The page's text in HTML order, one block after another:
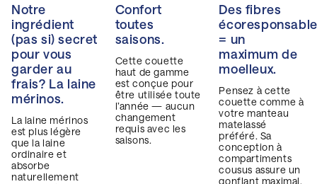
Notre
ingrédient
(pas si) secret
pour vous
garder au
frais? La laine
mérinos.
La laine mérinos
est plus légère
que la laine
ordinaire et
absorbe
naturellement
Confort
toutes
saisons.
Cette couette
haut de gamme
est conçue pour
être utilisée toute
l’année — aucun
changement
requis avec les
saisons.
Des fibres
= un
maximum de
moelleux.
Pensez à cette
couette comme à
votre manteau
matelassé
préféré. Sa
conception à
compartiments
cousus assure un
gonflant maximal,